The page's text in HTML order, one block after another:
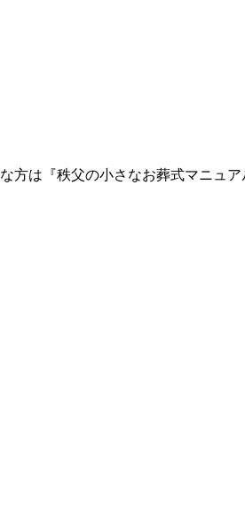
は『秩父の小さなお葬式マニュア